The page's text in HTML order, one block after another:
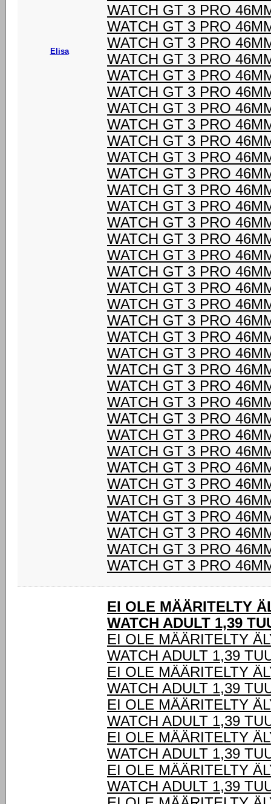
Elisa
WATCH GT 3 PRO
WATCH GT 3 PRO
WATCH GT 3 PRO
WATCH GT 3 PRO
WATCH GT 3 PRO
WATCH GT 3 PRO
WATCH GT 3 PRO
WATCH GT 3 PRO
WATCH GT 3 PRO
WATCH GT 3 PRO
WATCH GT 3 PRO
WATCH GT 3 PRO
WATCH GT 3 PRO
WATCH GT 3 PRO
WATCH GT 3 PRO
WATCH GT 3 PRO
WATCH GT 3 PRO
WATCH GT 3 PRO
WATCH GT 3 PRO
WATCH GT 3 PRO
WATCH GT 3 PRO
WATCH GT 3 PRO
WATCH GT 3 PRO
WATCH GT 3 PRO
WATCH GT 3 PRO
WATCH GT 3 PRO
WATCH GT 3 PRO
WATCH GT 3 PRO
WATCH GT 3 PRO
WATCH GT 3 PRO
WATCH GT 3 PRO
WATCH GT 3 PRO
WATCH GT 3 PRO
WATCH GT 3 PRO
WATCH GT 3 PRO
EI OLE MÄÄRITELTY
WATCH ADULT 1,39
EI OLE MÄÄRITELTY
WATCH ADULT 1,39
EI OLE MÄÄRITELTY
WATCH ADULT 1,39
EI OLE MÄÄRITELTY
WATCH ADULT 1,39
EI OLE MÄÄRITELTY
WATCH ADULT 1,39
EI OLE MÄÄRITELTY
WATCH ADULT 1,39